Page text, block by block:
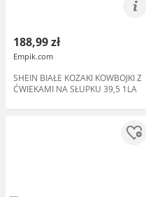
188,99 zł
Empik.com
SHEIN BIAŁE KOZAKI KOWBOJKI Z
ĆWIEKAMI NA SŁUPKU 39,5 1LA